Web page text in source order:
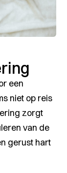
een
niet op reis
zorgt
van de
gerust hart